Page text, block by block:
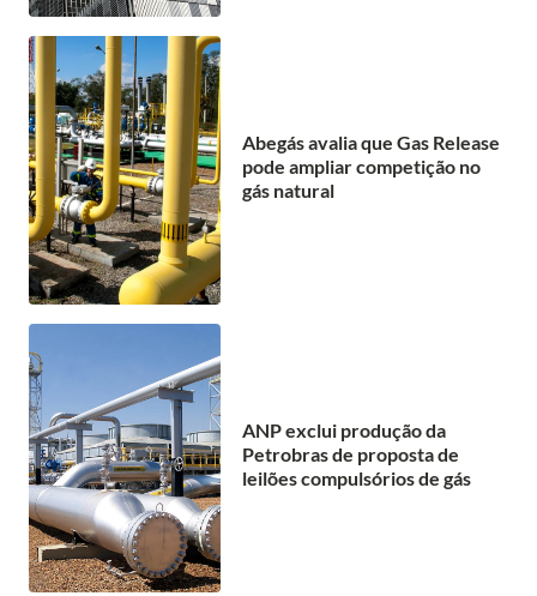
Abegás avalia que Gas Release
pode ampliar competição no
gás natural
ANP exclui produção da
Petrobras de proposta de
leilões compulsórios de gás